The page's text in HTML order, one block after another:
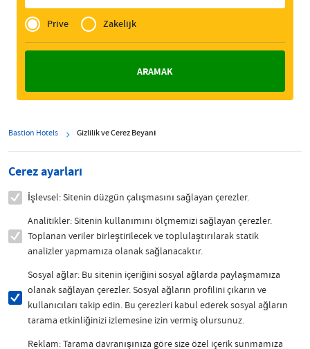
Privé
of
Zakelijk
Prive Zakelijk
Bastion Hotels Gizlilik ve Çerez Beyanı
Çerez ayarları
İşlevsel: Sitenin düzgün çalışmasını sağlayan çerezler.
Analitikler: Sitenin kullanımını ölçmemizi sağlayan çerezler.
Toplanan veriler birleştirilecek ve toplulaştırılarak statik
analizler yapmamıza olanak sağlanacaktır.
Sosyal ağlar: Bu sitenin içeriğini sosyal ağlarda paylaşmamıza
olanak sağlayan çerezler. Sosyal ağların profilini çıkarın ve
kullanıcıları takip edin. Bu çerezleri kabul ederek sosyal ağların
tarama etkinliğinizi izlemesine izin vermiş olursunuz.
Reklam: Tarama davranışınıza göre size özel içerik sunmamıza